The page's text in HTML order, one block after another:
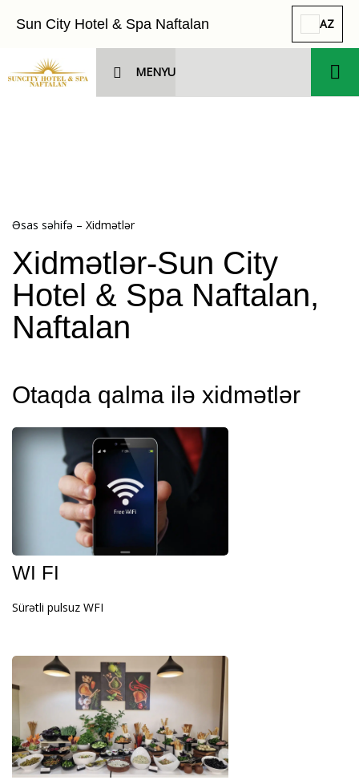
Sun City Hotel & Spa Naftalan AZ
MENYU
Əsas səhifə – Xidmətlər
Xidmətlər-Sun City
Hotel & Spa Naftalan,
Naftalan
Otaqda qalma ilə xidmətlər
WI FI
Sürətli pulsuz WFI